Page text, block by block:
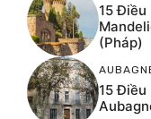
15 Điều
(Pháp)
15 Điều